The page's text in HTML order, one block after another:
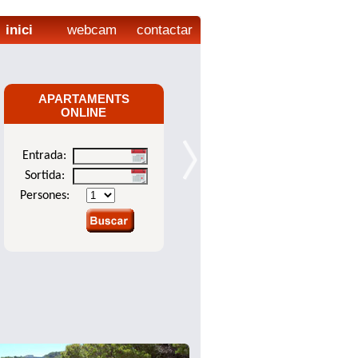
inici webcam contactar
APARTAMENTS
ONLINE
Entrada:
Sortida:
Persones: